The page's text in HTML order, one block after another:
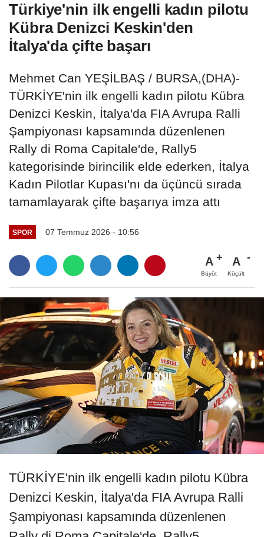
Türkiye'nin ilk engelli kadın pilotu
Kübra Denizci Keskin'den
İtalya'da çifte başarı
Mehmet Can YEŞİLBAŞ / BURSA,(DHA)-
TÜRKİYE'nin ilk engelli kadın pilotu Kübra
Denizci Keskin, İtalya'da FIA Avrupa Ralli
Şampiyonası kapsamında düzenlenen
Rally di Roma Capitale'de, Rally5
kategorisinde birincilik elde ederken, İtalya
Kadın Pilotlar Kupası'nı da üçüncü sırada
tamamlayarak çifte başarıya imza attı
SPOR 07 Temmuz 2026 - 10:56
A
Büyüt
A
Küçült
TÜRKİYE'nin ilk engelli kadın pilotu Kübra
Denizci Keskin, İtalya'da FIA Avrupa Ralli
Şampiyonası kapsamında düzenlenen